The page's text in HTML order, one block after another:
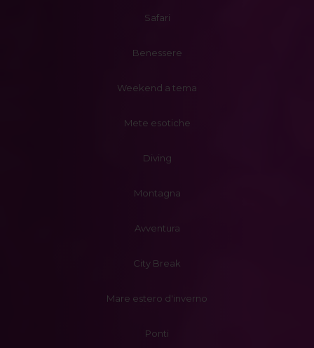
Safari
Benessere
Weekend a tema
Mete esotiche
Diving
Montagna
Avventura
City Break
Mare estero d'inverno
Ponti